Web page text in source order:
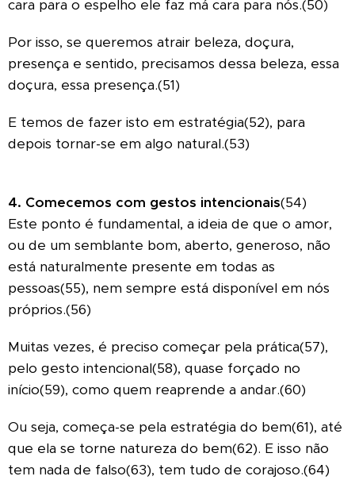
cara para o espelho ele faz má cara para nós.(50)
Por isso, se queremos atrair beleza, doçura,
presença e sentido, precisamos dessa beleza, essa
doçura, essa presença.(51)
E temos de fazer isto em estratégia(52), para
depois tornar-se em algo natural.(53)
4. Comecemos com gestos intencionais(54)
Este ponto é fundamental, a ideia de que o amor,
ou de um semblante bom, aberto, generoso, não
está naturalmente presente em todas as
pessoas(55), nem sempre está disponível em nós
próprios.(56)
Muitas vezes, é preciso começar pela prática(57),
pelo gesto intencional(58), quase forçado no
início(59), como quem reaprende a andar.(60)
Ou seja, começa-se pela estratégia do bem(61), até
que ela se torne natureza do bem(62). E isso não
tem nada de falso(63), tem tudo de corajoso.(64)